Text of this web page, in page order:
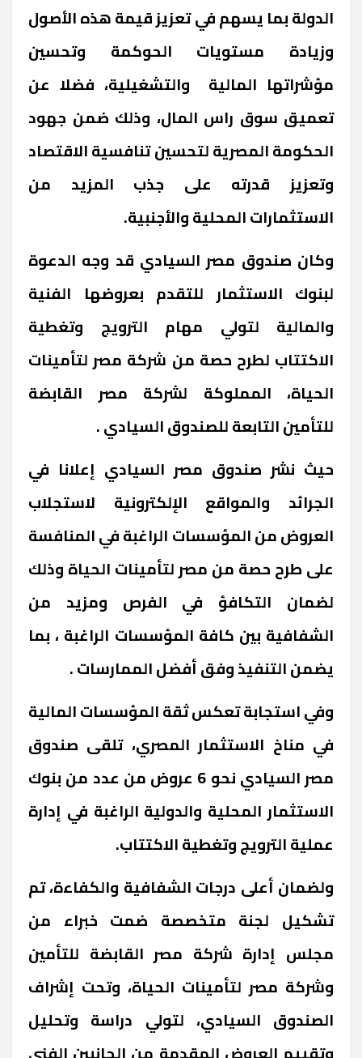
الدولة بما يسهم في تعزيز قيمة هذه الأصول
وزيادة مستويات الحوكمة وتحسين
مؤشراتها المالية والتشغيلية، فضلا عن
تعميق سوق راس المال، وذلك ضمن جهود
الحكومة المصرية لتحسين تنافسية الاقتصاد
وتعزيز قدرته على جذب المزيد من
الاستثمارات المحلية والأجنبية.
وكان صندوق مصر السيادي قد وجه الدعوة
لبنوك الاستثمار للتقدم بعروضها الفنية
والمالية لتولي مهام الترويج وتغطية
الاكتتاب لطرح حصة من شركة مصر لتأمينات
الحياة، المملوكة لشركة مصر القابضة
للتأمين التابعة للصندوق السيادي .
حيث نشر صندوق مصر السيادي إعلانا في
الجرائد والمواقع الإلكترونية لاستجلاب
العروض من المؤسسات الراغبة في المنافسة
على طرح حصة من مصر لتأمينات الحياة وذلك
لضمان التكافؤ في الفرص ومزيد من
الشفافية بين كافة المؤسسات الراغبة ، بما
يضمن التنفيذ وفق أفضل الممارسات .
وفي استجابة تعكس ثقة المؤسسات المالية
في مناخ الاستثمار المصري، تلقى صندوق
مصر السيادي نحو 6 عروض من عدد من بنوك
الاستثمار المحلية والدولية الراغبة في إدارة
عملية الترويج وتغطية الاكتتاب.
ولضمان أعلى درجات الشفافية والكفاءة، تم
تشكيل لجنة متخصصة ضمت خبراء من
مجلس إدارة شركة مصر القابضة للتأمين
وشركة مصر لتأمينات الحياة، وتحت إشراف
الصندوق السيادي، لتولي دراسة وتحليل